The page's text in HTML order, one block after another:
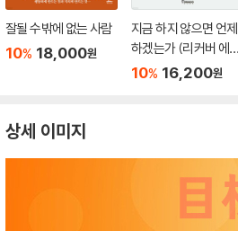
잘될 수밖에 없는 사람
10% 18,000원
지금 하지 않으면 언제
하겠는가 (리커버 에디
션)
10% 16,200원
상세 이미지